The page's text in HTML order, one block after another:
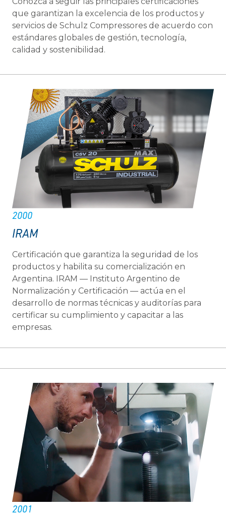
que garantizan la excelencia de los productos y
servicios de Schulz Compressores de acuerdo con
estándares globales de gestión, tecnología,
calidad y sostenibilidad.
2000
IRAM
Certificación que garantiza la seguridad de los
productos y habilita su comercialización en
Argentina. IRAM — Instituto Argentino de
Normalización y Certificación — actúa en el
desarrollo de normas técnicas y auditorías para
certificar su cumplimiento y capacitar a las
empresas.
2001